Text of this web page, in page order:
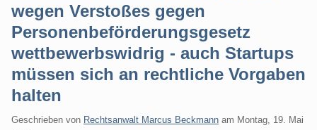
wegen Verstoßes gegen
Personenbeförderungsgesetz
wettbewerbswidrig - auch Startups
müssen sich an rechtliche Vorgaben
halten
Geschrieben von Rechtsanwalt Marcus Beckmann am Montag, 19. Mai